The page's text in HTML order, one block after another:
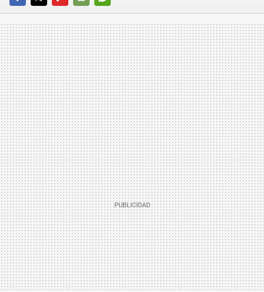
FACEBOOKTWITTERFLIPBOARD
E-
MAIL
WHATSAPP